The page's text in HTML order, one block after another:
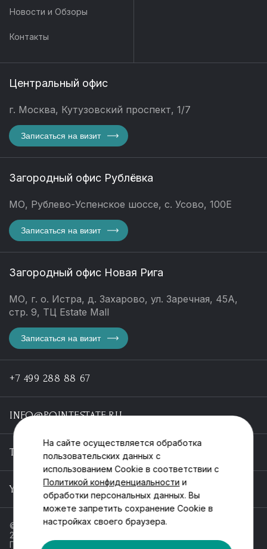
Новости и Обзоры
Контакты
Центральный офис
г. Москва, Кутузовский проспект, 1/7
Записаться на визит
Загородный офис Рублёвка
МО, Рублево-Успенское шоссе, с. Усово, 100Е
Записаться на визит
Загородный офис Новая Рига
МО, г. о. Истра, д. Захарово, ул. Заречная, 45А,
стр. 9, ТЦ Estate Mall
Записаться на визит
+7 499 288 88 67
INFO@POINTESTATE.RU
TELEGRAM
YOUTUBE
© ООО «Пойнт эстейт», ИНН 55546464612,
2013-2025
Политика обработки персональных данных
На сайте осуществляется обработка
пользовательских данных с
использованием Cookie в соответствии с
Политикой конфиденциальности и
обработки персональных данных. Вы
можете запретить сохранение Cookie в
настройках своего браузера.